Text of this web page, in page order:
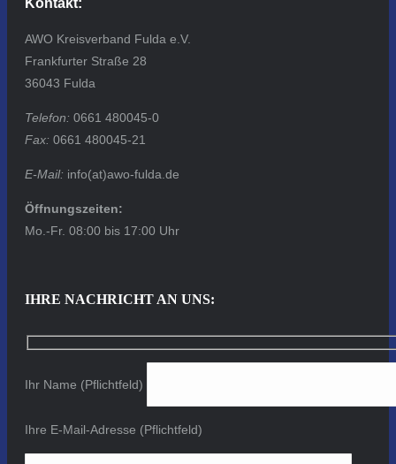
Kontakt:
AWO Kreisverband Fulda e.V.
Frankfurter Straße 28
36043 Fulda
Telefon: 0661 480045-0
Fax: 0661 480045-21
E-Mail: info(at)awo-fulda.de
Öffnungszeiten:
Mo.-Fr. 08:00 bis 17:00 Uhr
IHRE NACHRICHT AN UNS:
Ihr Name (Pflichtfeld)
Ihre E-Mail-Adresse (Pflichtfeld)